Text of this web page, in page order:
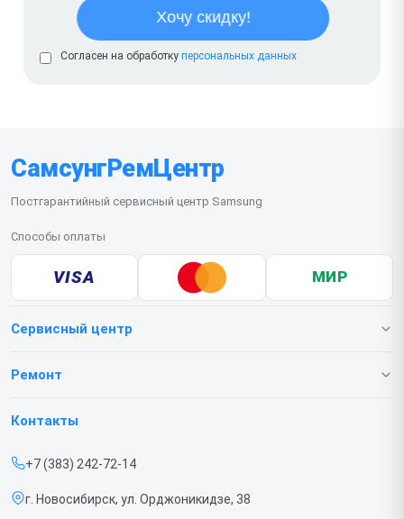
Согласен на обработку персональных данных
СамсунгРемЦентр
Постгарантийный сервисный центр Samsung
Способы оплаты
VISA МИР
Сервисный центр
О нашем сервисе
Срочный ремонт
Доставка и способы оплаты
Ремонт
Телефонов
Контакты
+7 (383) 242-72-14
г. Новосибирск, ул. Орджоникидзе, 38